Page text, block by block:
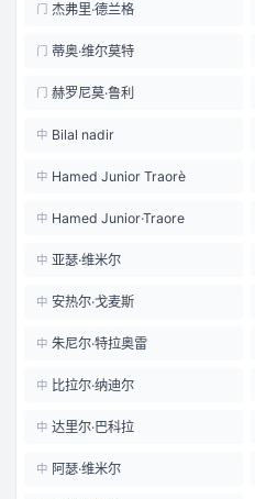
门 杰弗里·德兰格
门 蒂奥·维尔莫特
门 赫罗尼莫·鲁利
中 Bilal nadir
中 Hamed Junior Traorè
中 Hamed Junior·Traore
中 亚瑟·维米尔
中 安热尔·戈麦斯
中 朱尼尔·特拉奥雷
中 比拉尔·纳迪尔
中 达里尔·巴科拉
中 阿瑟·维米尔